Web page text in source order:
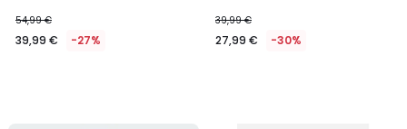
54,99 €
39,99 € -27%
39,99 €
27,99 € -30%